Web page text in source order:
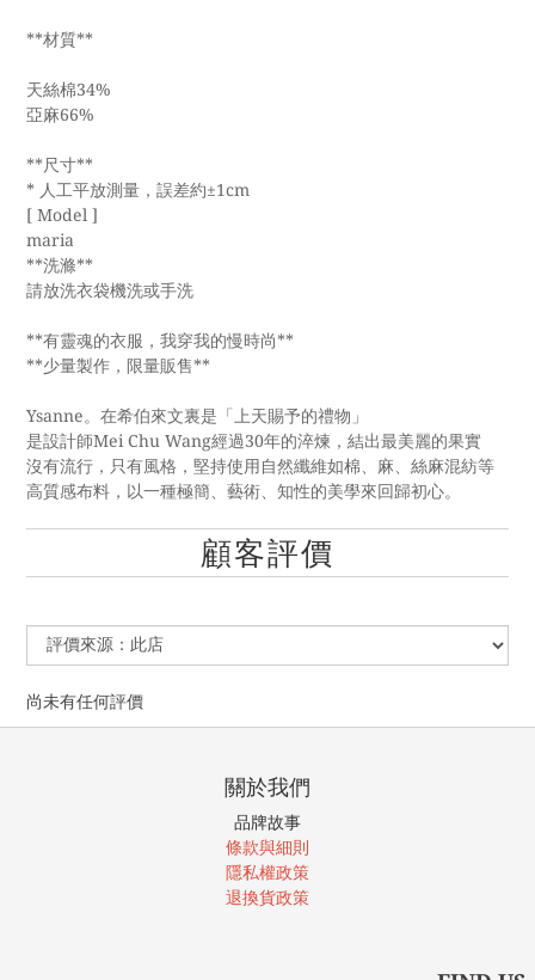
**材質**
天絲棉34%
亞麻66%
**尺寸**
* 人工平放測量，誤差約±1cm
[ Model ]
maria
**洗滌**
請放洗衣袋機洗或手洗
**有靈魂的衣服，我穿我的慢時尚**
**少量製作，限量販售**
Ysanne。在希伯來文裏是「上天賜予的禮物」
是設計師Mei Chu Wang經過30年的淬煉，結出最美麗的果實
沒有流行，只有風格，堅持使用自然纖維如棉、麻、絲麻混紡等
高質感布料，以一種極簡、藝術、知性的美學來回歸初心。
顧客評價
尚未有任何評價
關於我們
品牌故事
條款與細則
隱私權政策
退換貨政策